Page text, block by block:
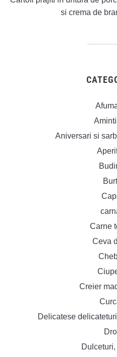
si crema de
Aniversari si
Carne
Ceva
Creier
Delicatese